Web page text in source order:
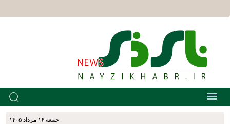
جمعه ۱۶ مرداد ۱۴۰۵